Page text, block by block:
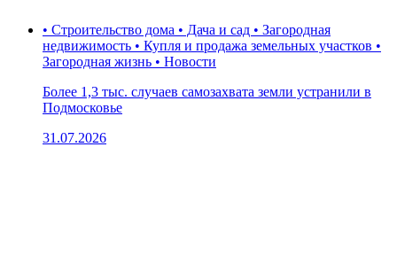
• Строительство дома • Дача и сад • Загородная
недвижимость • Купля и продажа земельных участков •
Загородная жизнь • Новости
Более 1,3 тыс. случаев самозахвата земли устранили в
Подмосковье
31.07.2026